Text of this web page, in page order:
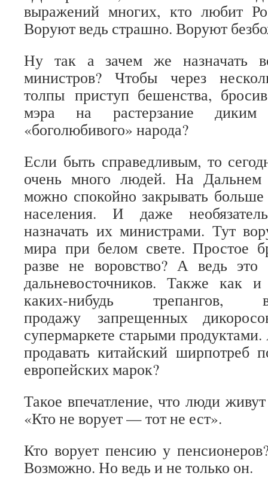
выражений многих, кто любит
Воруют ведь страшно. Воруют
Ну так а зачем же назначать
министров? Чтобы через
толпы приступ бешенства,
мэра на растерзание диким
«боголюбивого» народа?
Если быть справедливым, то
очень много людей. На Дальнем
можно спокойно закрывать
населения. И даже
назначать их министрами. Тут
мира при белом свете. Простое
разве не воровство? А ведь это
дальневосточников. Также как
каких-нибудь трепангов,
продажу запрещенных
супермаркете старыми продуктами.
продавать китайский ширпотреб
европейских марок?
Такое впечатление, что люди
«Кто не ворует — тот не ест».
Кто ворует пенсию у
Возможно. Но ведь и не только он.